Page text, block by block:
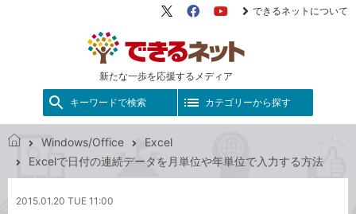
新たな一歩を応援するメディア
X（旧
FacebookYouTube
できるネットについて
キーワードで検索 カテゴリーから探す
で
ネ
Windows/Office
Excel
Excelで日付の連続データを月単位や年単位で入力する方法
2015.01.20 TUE 11:00